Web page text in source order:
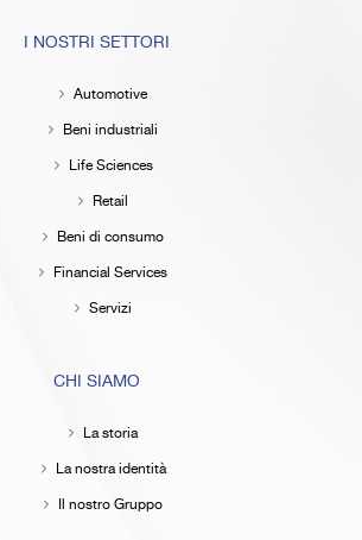
I NOSTRI SETTORI
Automotive
Beni industriali
Life Sciences
Retail
Beni di consumo
Financial Services
Servizi
CHI SIAMO
La storia
La nostra identità
Il nostro Gruppo